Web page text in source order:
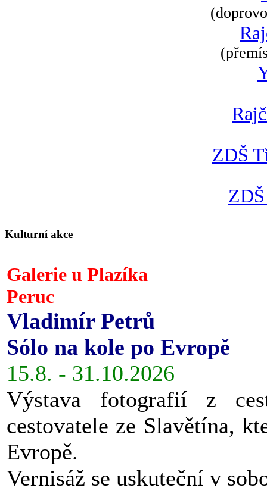
ZDŠ
Kulturní akce
Galerie u Plazíka
Peruc
Vladimír Petrů
Sólo na kole po Evropě
15.8. - 31.10.2026
Výstava fotografií z
cestovatele ze Slavětína,
Evropě.
Vernisáž se uskuteční v